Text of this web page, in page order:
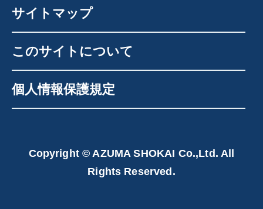
サイトマップ
このサイトについて
個人情報保護規定
Copyright © AZUMA SHOKAI Co.,Ltd. All
Rights Reserved.